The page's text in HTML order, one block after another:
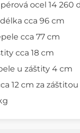
ocel 14 260
cca 96 cm
cca 77 cm
cca 18 cm
u záštity 4 cm
12 cm za záštitou